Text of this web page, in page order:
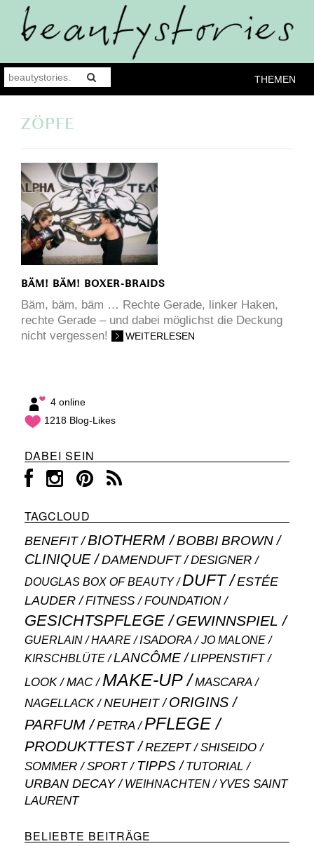
THEMEN
ZÖPFE
BÄM! BÄM! BOXER-BRAIDS
Bäm, bäm, bäm … Rechte Gerade, linker Haken,
rechte Gerade – und dabei möglichst die Deckung
nicht vergessen!
WEITERLESEN
4 online
1218 Blog-Likes
DABEI SEIN
TAGCLOUD
BENEFIT BIOTHERM BOBBI BROWN
CLINIQUE DAMENDUFT DESIGNER
DOUGLAS BOX OF BEAUTY DUFT
ESTÉE
LAUDER
FITNESS FOUNDATION
GESICHTSPFLEGE GEWINNSPIEL
GUERLAIN HAARE ISADORA JO MALONE
KIRSCHBLÜTE LANCÔME LIPPENSTIFT
LOOK MAC MAKE-UP MASCARA
NAGELLACK NEUHEIT ORIGINS
PARFUM PETRA PFLEGE
PRODUKTTEST REZEPT SHISEIDO
SOMMER SPORT TIPPS TUTORIAL
URBAN DECAY WEIHNACHTEN
YVES SAINT
LAURENT
BELIEBTE BEITRÄGE